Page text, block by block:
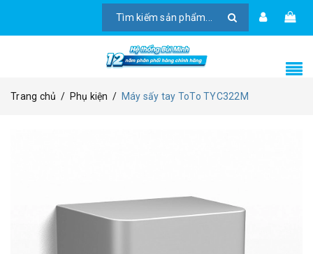
Trang chủ / Phụ kiện / Máy sấy tay ToTo TYC322M